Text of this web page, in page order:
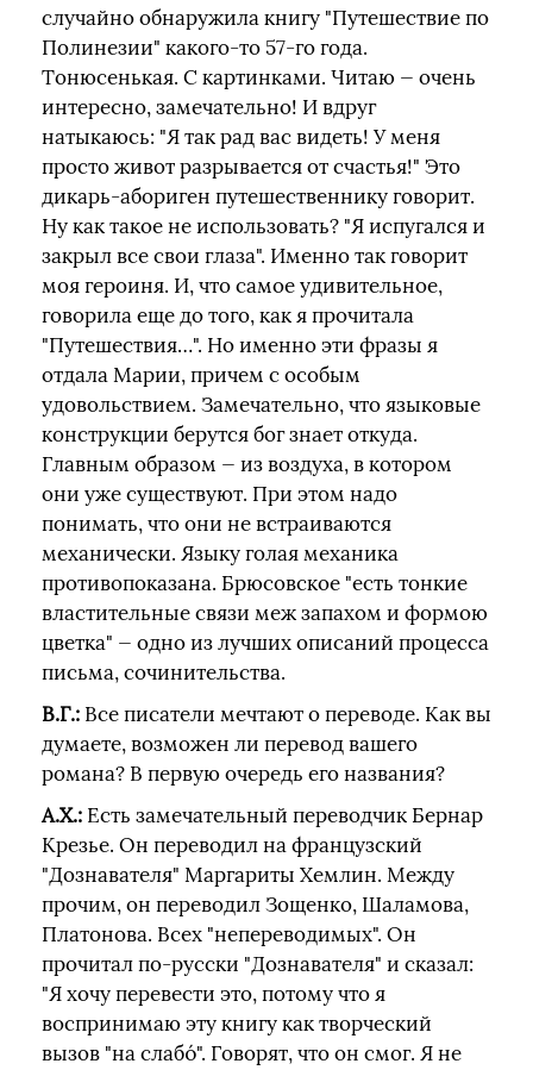
случайно обнаружила книгу "Путешествие по
Полинезии" какого-то 57-го года.
Тонюсенькая. С картинками. Читаю — очень
интересно, замечательно! И вдруг
натыкаюсь: "Я так рад вас видеть! У меня
просто живот разрывается от счастья!" Это
дикарь-абориген путешественнику говорит.
Ну как такое не использовать? "Я испугался и
закрыл все свои глаза". Именно так говорит
моя героиня. И, что самое удивительное,
говорила еще до того, как я прочитала
"Путешествия…". Но именно эти фразы я
отдала Марии, причем с особым
удовольствием. Замечательно, что языковые
конструкции берутся бог знает откуда.
Главным образом — из воздуха, в котором
они уже существуют. При этом надо
понимать, что они не встраиваются
механически. Языку голая механика
противопоказана. Брюсовское "есть тонкие
властительные связи меж запахом и формою
цветка" — одно из лучших описаний процесса
письма, сочинительства.
В.Г.: Все писатели мечтают о переводе. Как вы
думаете, возможен ли перевод вашего
романа? В первую очередь его названия?
А.Х.: Есть замечательный переводчик Бернар
Крезье. Он переводил на французский
"Дознавателя" Маргариты Хемлин. Между
прочим, он переводил Зощенко, Шаламова,
Платонова. Всех "непереводимых". Он
прочитал по-русски "Дознавателя" и сказал:
"Я хочу перевести это, потому что я
воспринимаю эту книгу как творческий
вызов "на слабó". Говорят, что он смог. Я не